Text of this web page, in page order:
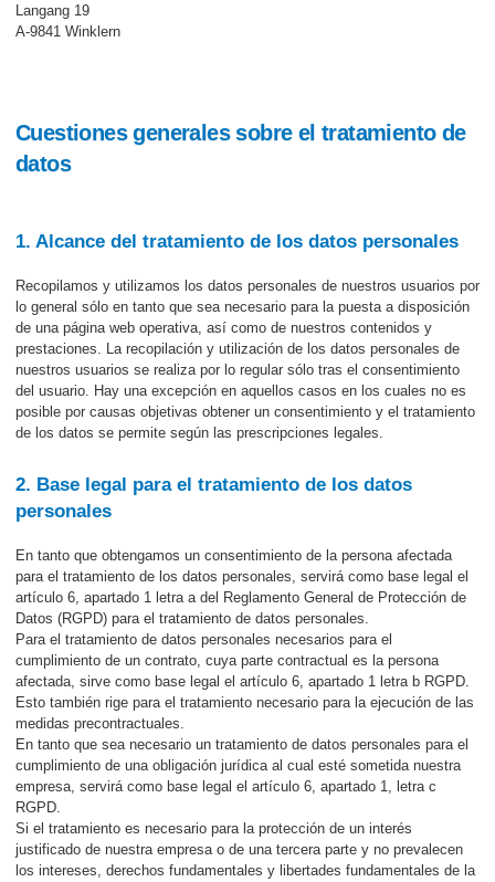
Langang 19
A-9841 Winklern
Cuestiones generales sobre el tratamiento de
datos
1. Alcance del tratamiento de los datos personales
Recopilamos y utilizamos los datos personales de nuestros usuarios por
lo general sólo en tanto que sea necesario para la puesta a disposición
de una página web operativa, así como de nuestros contenidos y
prestaciones. La recopilación y utilización de los datos personales de
nuestros usuarios se realiza por lo regular sólo tras el consentimiento
del usuario. Hay una excepción en aquellos casos en los cuales no es
posible por causas objetivas obtener un consentimiento y el tratamiento
de los datos se permite según las prescripciones legales.
2. Base legal para el tratamiento de los datos
personales
En tanto que obtengamos un consentimiento de la persona afectada
para el tratamiento de los datos personales, servirá como base legal el
artículo 6, apartado 1 letra a del Reglamento General de Protección de
Datos (RGPD) para el tratamiento de datos personales.
Para el tratamiento de datos personales necesarios para el
cumplimiento de un contrato, cuya parte contractual es la persona
afectada, sirve como base legal el artículo 6, apartado 1 letra b RGPD.
Esto también rige para el tratamiento necesario para la ejecución de las
medidas precontractuales.
En tanto que sea necesario un tratamiento de datos personales para el
cumplimiento de una obligación jurídica al cual esté sometida nuestra
empresa, servirá como base legal el artículo 6, apartado 1, letra c
RGPD.
Si el tratamiento es necesario para la protección de un interés
justificado de nuestra empresa o de una tercera parte y no prevalecen
los intereses, derechos fundamentales y libertades fundamentales de la